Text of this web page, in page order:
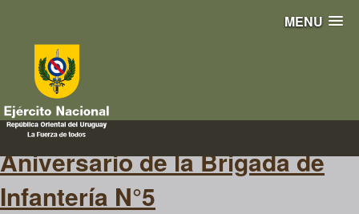
MENU
brigada
Aniversario de la Brigada de
Infantería N°5